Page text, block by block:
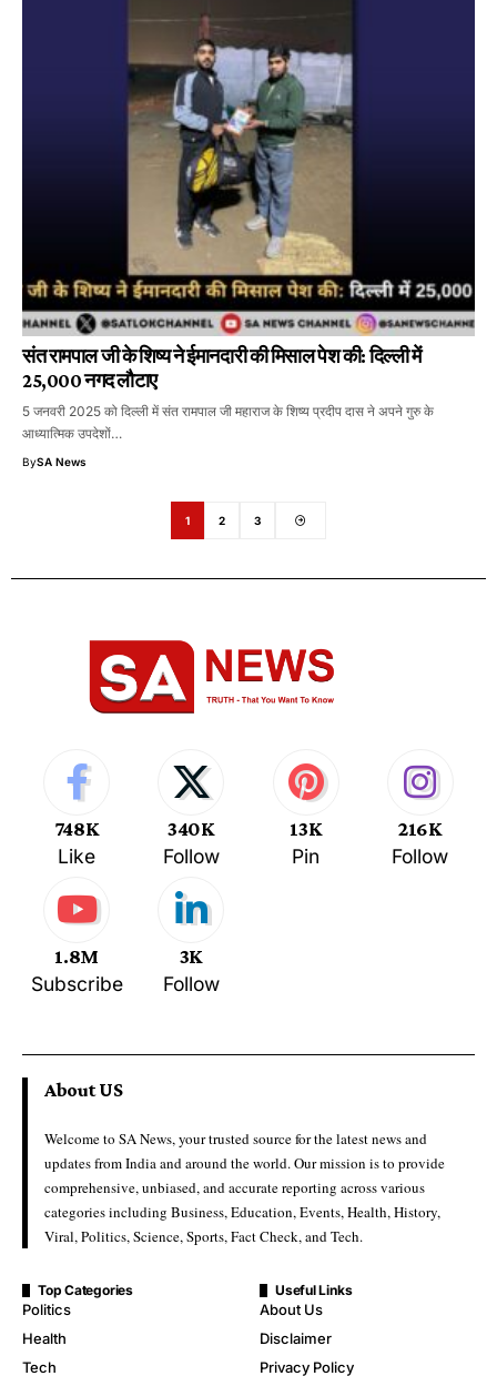
संत रामपाल जी के शिष्य ने ईमानदारी की मिसाल पेश की: दिल्ली में
25,000 नगद लौटाए
5 जनवरी 2025 को दिल्ली में संत रामपाल जी महाराज के शिष्य प्रदीप दास ने अपने गुरु के
आध्यात्मिक उपदेशों…
BySA News
1 2 3
748K
Like
340K
Follow
13K
Pin
216K
Follow
1.8M
Subscribe
3K
Follow
About US
Welcome to SA News, your trusted source for the latest news and
updates from India and around the world. Our mission is to provide
comprehensive, unbiased, and accurate reporting across various
categories including Business, Education, Events, Health, History,
Viral, Politics, Science, Sports, Fact Check, and Tech.
Top Categories
Politics
Health
Tech
Useful Links
About Us
Disclaimer
Privacy Policy